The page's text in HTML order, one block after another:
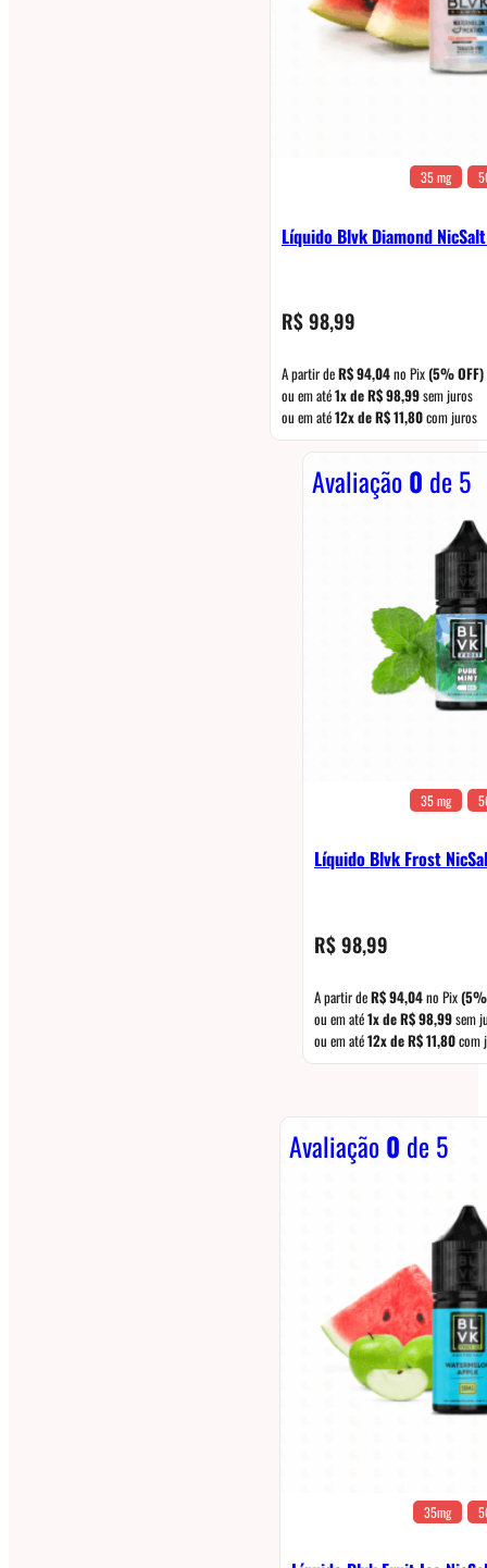
35 mg
Líquido Blvk Diamond
R$98,99
A partir deR$94,04no Pix(5% OFF)
ou em até1x deR$98,99sem juros
ou em até12x deR$11,80com juros
Avaliação0 de 5
35 mg
Líquido Blvk Frost
R$98,99
A partir deR$94,04no Pix
ou em até1x deR$98,99sem
ou em até12x deR$11,80com
Avaliação0 de 5
35mg